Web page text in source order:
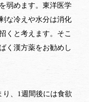
弱めます。東洋医学
な冷えや水分は消化
くと考えます。そこ
く漢方薬をお勧めし
、1週間後には食欲